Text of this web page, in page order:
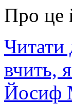
Про це
Читати
вчить,
Йосиф